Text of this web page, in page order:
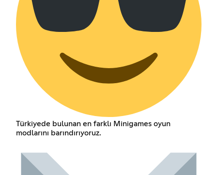
Türkiyede bulunan en farklı Minigames oyun
modlarını barındırıyoruz.